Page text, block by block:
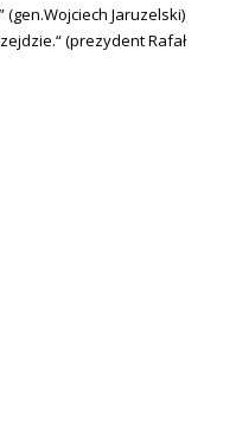
Jaruzelski)
(prezydent Rafał